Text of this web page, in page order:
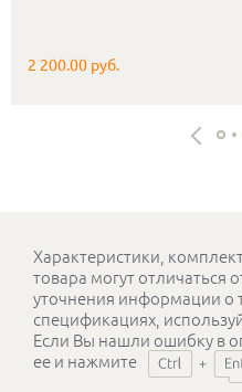
2 200.00 руб.
Характеристики,
товара могут отличаться
уточнения информации о
спецификациях,
Если Вы нашли ошибку в
ее и нажмите